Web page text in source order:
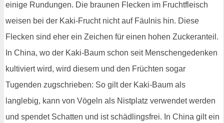
einige Rundungen. Die braunen Flecken im Fruchtfleisch
weisen bei der Kaki-Frucht nicht auf Fäulnis hin. Diese
Flecken sind eher ein Zeichen für einen hohen Zuckeranteil.
In China, wo der Kaki-Baum schon seit Menschengedenken
kultiviert wird, wird diesem und den Früchten sogar
Tugenden zugschrieben: So gilt der Kaki-Baum als
langlebig, kann von Vögeln als Nistplatz verwendet werden
und spendet Schatten und ist schädlingsfrei. In China gilt ein